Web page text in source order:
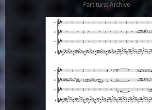
Partitura: Archivo